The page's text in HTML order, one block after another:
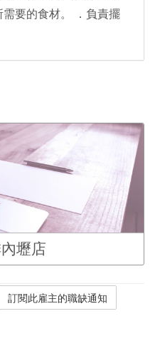
要的食材。 ．負責擺
壢店